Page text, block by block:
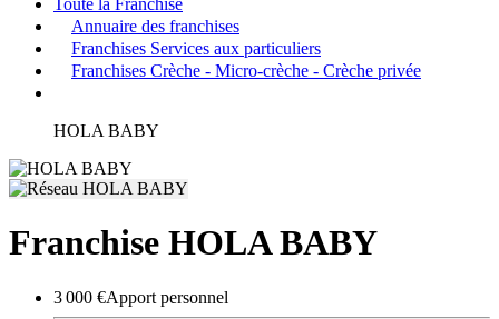
Annuaire des franchises
Franchises Services aux particuliers
Franchises Crèche - Micro-crèche - Crèche privée
HOLA BABY
Franchise HOLA BABY
3 000 €Apport personnel